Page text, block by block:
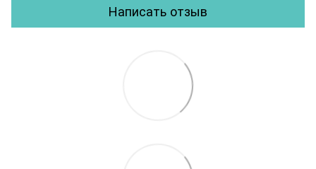
Написать отзыв